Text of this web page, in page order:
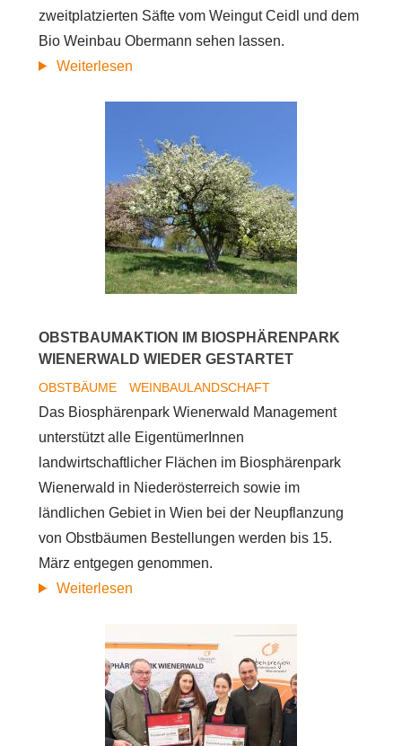
zweitplatzierten Säfte vom Weingut Ceidl und dem
Bio Weinbau Obermann sehen lassen.
Weiterlesen
2016"
-
Die
2.
Plätze
OBSTBAUMAKTION IM BIOSPHÄRENPARK
WIENERWALD WIEDER GESTARTET
OBSTBÄUME WEINBAULANDSCHAFT
Das Biosphärenpark Wienerwald Management
unterstützt alle EigentümerInnen
landwirtschaftlicher Flächen im Biosphärenpark
Wienerwald in Niederösterreich sowie im
ländlichen Gebiet in Wien bei der Neupflanzung
von Obstbäumen Bestellungen werden bis 15.
März entgegen genommen.
Weiterlesen
Biosphärenpark
Wienerwald
wieder
gestartet